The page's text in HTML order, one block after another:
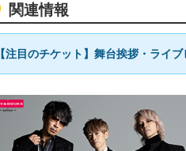
関連情報
【注目のチケット】舞台挨拶・ライ